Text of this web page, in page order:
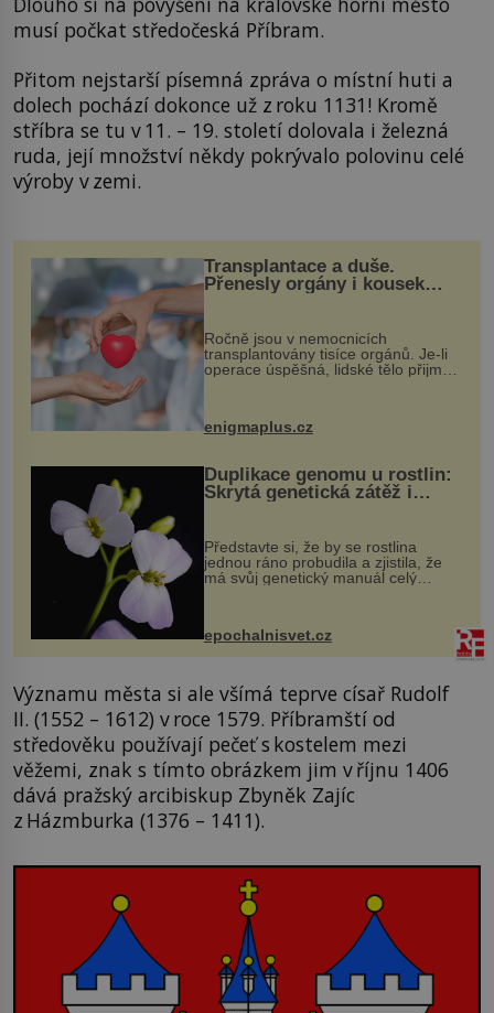
musí počkat středočeská Příbram.
Přitom nejstarší písemná zpráva o místní huti a
dolech pochází dokonce už z roku 1131! Kromě
stříbra se tu v 11. – 19. století dolovala i železná
ruda, její množství někdy pokrývalo polovinu celé
výroby v zemi.
Transplantace a duše.
Přenesly orgány i kousek
Ročně jsou v nemocnicích
transplantovány tisíce orgánů. Je-li
operace úspěšná, lidské tělo přijme
enigmaplus.cz
Duplikace genomu u rostlin:
Skrytá genetická zátěž i
Představte si, že by se rostlina
jednou ráno probudila a zjistila, že
má svůj genetický manuál celý
vstupenka...
epochalnisvet.cz
Významu města si ale všímá teprve císař Rudolf
II. (1552 – 1612) v roce 1579. Příbramští od
středověku používají pečeť s kostelem mezi
věžemi, znak s tímto obrázkem jim v říjnu 1406
dává pražský arcibiskup Zbyněk Zajíc
z Házmburka (1376 – 1411).